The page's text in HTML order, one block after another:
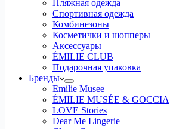
Пляжная одежда
Спортивная одежда
Комбинезоны
Косметички и шопперы
Аксессуары
ÉMILIE CLUB
Подарочная упаковка
Бренды
Emilie Musee
ÉMILIE MUSÉE & GOCCIA
LOVE Stories
Dear Me Lingerie